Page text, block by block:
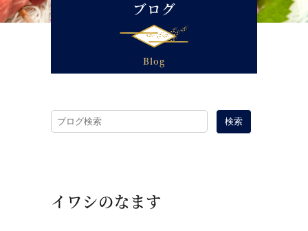
ブログ
Blog
検索
イワシのなます